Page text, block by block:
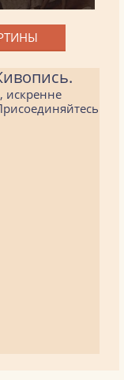
искренне